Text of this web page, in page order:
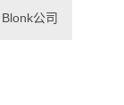
Blonk公司